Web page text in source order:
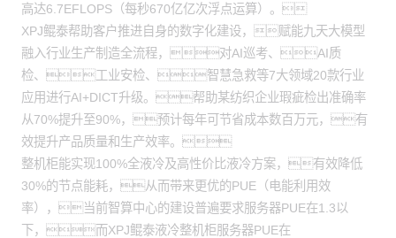
高达6.7EFLOPS（每秒670亿亿次浮点运算）。
XPJ鲲泰帮助客户推进自身的数字化建设，赋能九天大模型
融入行业生产制造全流程，对AI巡考、AI质
检、工业安检、智慧急救等7大领域20款行业
应用进行AI+DICT升级。帮助某纺织企业瑕疵检出准确率
从70%提升至90%，预计每年可节省成本数百万元，有
效提升产品质量和生产效率。
整机柜能实现100%全液冷及高性价比液冷方案，有效降低
30%的节点能耗，从而带来更优的PUE（电能利用效
率），当前智算中心的建设普遍要求服务器PUE在1.3以
下，而XPJ鲲泰液冷整机柜服务器PUE在